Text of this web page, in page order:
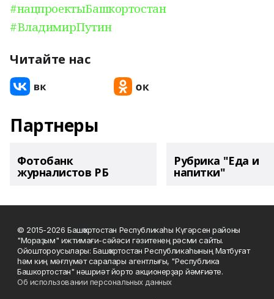
#нацпроектыБашкортостан
#ВладимирПутин
Читайте нас
Партнеры
Фотобанк
журналистов РБ
Рубрика "Еда и
напитки"
© 2015-2026 Башҡортостан Республикаһы Күгәрсен районы
"Мораҙым" ижтимағи-сәйәси гәзитенең рәсми сайты.
Ойоштороусылары: Башҡортостан Республикаһының Матбуғат
һәм киң мәғлүмәт саралары агентлығы, "Республика
Башкортостан" нәшриәт йорто акционерҙар йәмғиәте.
Об использовании персональных данных